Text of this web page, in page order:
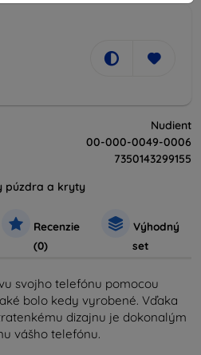
Nudient
00-000-0049-0006
7350143299155
púzdra a kryty
Recenzie
(0)
Výhodný
set
svojho telefónu pomocou
bolo kedy vyrobené. Vďaka
dizajnu je dokonalým
vášho telefónu.